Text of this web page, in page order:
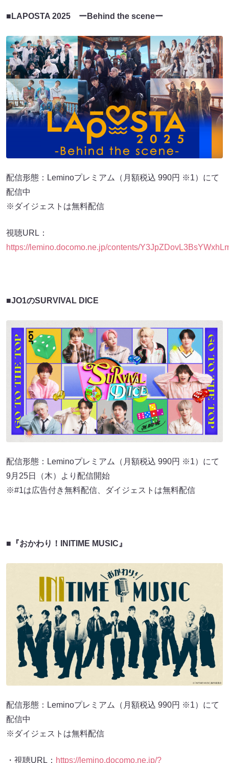
■LAPOSTA 2025 ーBehind the sceneー
配信形態：Leminoプレミアム（月額税込 990円 ※1）にて
配信中
※ダイジェストは無料配信
視聴URL：
https://lemino.docomo.ne.jp/contents/
■JO1のSURVIVAL DICE
配信形態：Leminoプレミアム（月額税込 990円 ※1）にて
9月25日（木）より配信開始
※#1は広告付き無料配信、ダイジェストは無料配信
■『おかわり！INITIME MUSIC』
配信形態：Leminoプレミアム（月額税込 990円 ※1）にて
配信中
※ダイジェストは無料配信
・視聴URL： https://lemino.docomo.ne.jp/?